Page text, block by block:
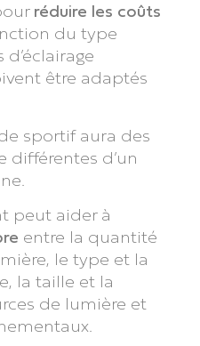
réduire les coûts
du type
d’éclairage
être adaptés
sportif aura des
différentes d’un
peut aider à
entre la quantité
le type et la
la taille et la
de lumière et